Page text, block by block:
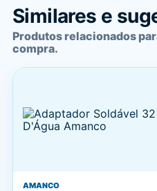
Similares e
Produtos relacionados
compra.
AMANCO